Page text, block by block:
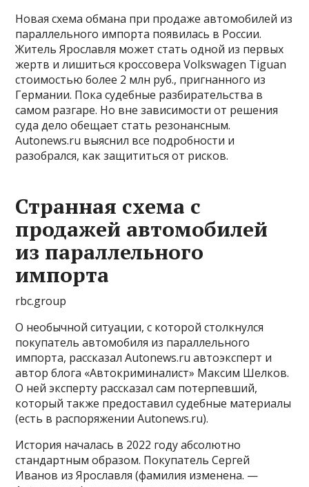
Новая схема обмана при продаже автомобилей из
параллельного импорта появилась в России.
Житель Ярославля может стать одной из первых
жертв и лишиться кроссовера Volkswagen Tiguan
стоимостью более 2 млн руб., пригнанного из
Германии. Пока судебные разбирательства в
самом разгаре. Но вне зависимости от решения
суда дело обещает стать резонансным.
Autonews.ru выяснил все подробности и
разобрался, как защититься от рисков.
Странная схема с
продажей автомобилей
из параллельного
импорта
rbc.group
О необычной ситуации, с которой столкнулся
покупатель автомобиля из параллельного
импорта, рассказал Autonews.ru автоэксперт и
автор блога «Автокриминалист» Максим Шелков.
О ней эксперту рассказал сам потерпевший,
который также предоставил судебные материалы
(есть в распоряжении Autonews.ru).
История началась в 2022 году абсолютно
стандартным образом. Покупатель Сергей
Иванов из Ярославля (фамилия изменена. —